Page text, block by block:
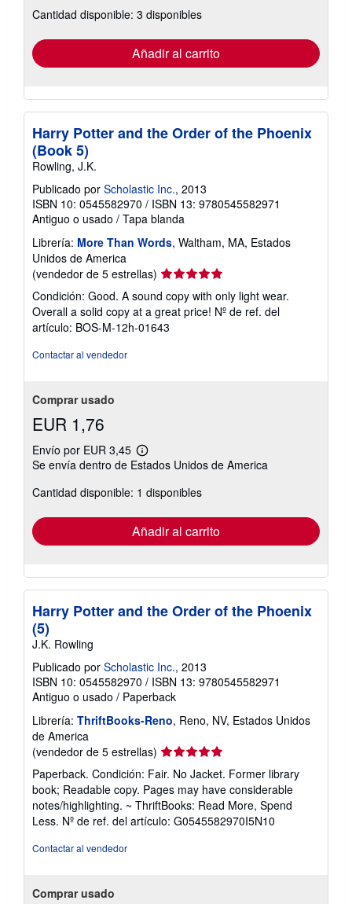
las
tarifas
envío
Cantidad disponible: 3 disponibles
Añadir al carrito
Harry Potter and the Order of the Phoenix
(Book 5)
Rowling, J.K.
Publicado por Scholastic Inc., 2013
ISBN 10: 0545582970 / ISBN 13: 9780545582971
Antiguo o usado / Tapa blanda
Librería: More Than Words, Waltham, MA, Estados
Unidos de America
(vendedor de 5 estrellas) Calificación
del
vendedor:
5
de
Condición: Good. A sound copy with only light wear.
Overall a solid copy at a great price! Nº de ref. del
artículo: BOS-M-12h-01643
Contactar al vendedor
Comprar usado
EUR 1,76
Envío por EUR 3,45
Más
información
las
tarifas
envío
Se envía dentro de Estados Unidos de America
Cantidad disponible: 1 disponibles
Añadir al carrito
Harry Potter and the Order of the Phoenix
(5)
J.K. Rowling
Publicado por Scholastic Inc., 2013
ISBN 10: 0545582970 / ISBN 13: 9780545582971
Antiguo o usado / Paperback
Librería: ThriftBooks-Reno, Reno, NV, Estados Unidos
de America
(vendedor de 5 estrellas) Calificación
del
vendedor:
5
de
5
Paperback. Condición: Fair. No Jacket. Former library
book; Readable copy. Pages may have considerable
notes/highlighting. ~ ThriftBooks: Read More, Spend
Less. Nº de ref. del artículo: G0545582970I5N10
Contactar al vendedor
Comprar usado